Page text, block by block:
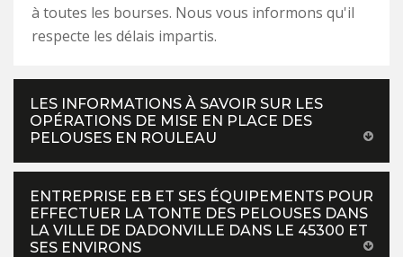
à toutes les bourses. Nous vous informons qu'il
respecte les délais impartis.
LES INFORMATIONS À SAVOIR SUR LES
OPÉRATIONS DE MISE EN PLACE DES
PELOUSES EN ROULEAU
ENTREPRISE EB ET SES ÉQUIPEMENTS POUR
EFFECTUER LA TONTE DES PELOUSES DANS
LA VILLE DE DADONVILLE DANS LE 45300 ET
SES ENVIRONS